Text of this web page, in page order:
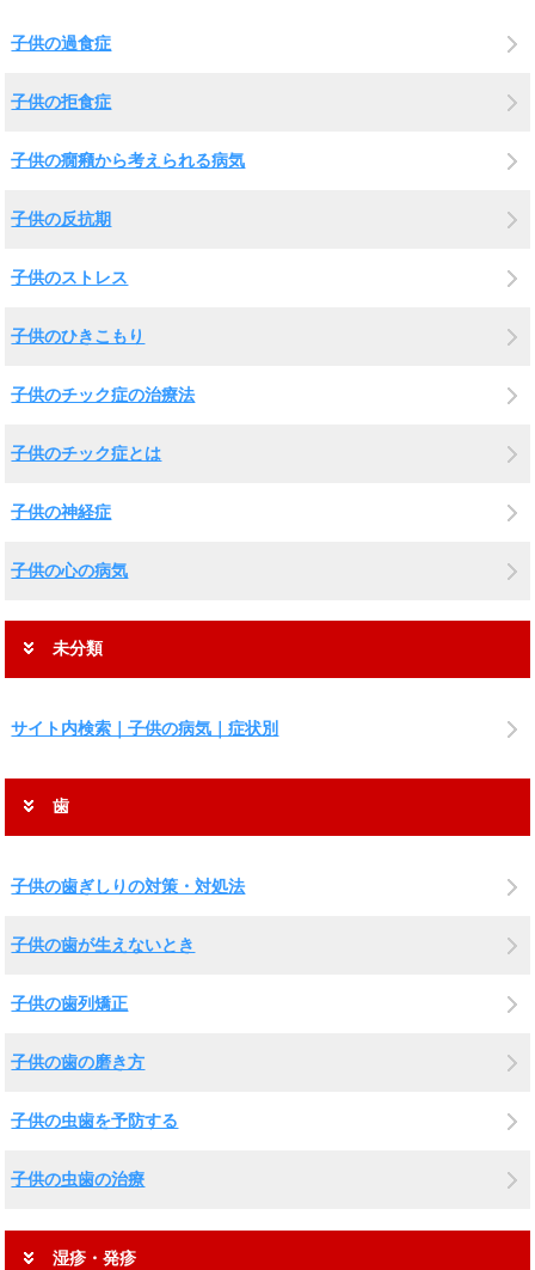
子供の過食症
子供の拒食症
子供の癇癪から考えられる病気
子供の反抗期
子供のストレス
子供のひきこもり
子供のチック症の治療法
子供のチック症とは
子供の神経症
子供の心の病気
未分類
サイト内検索｜子供の病気｜症状別
歯
子供の歯ぎしりの対策・対処法
子供の歯が生えないとき
子供の歯列矯正
子供の歯の磨き方
子供の虫歯を予防する
子供の虫歯の治療
湿疹・発疹